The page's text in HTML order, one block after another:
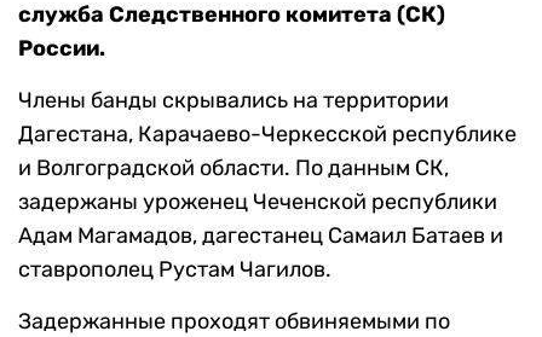
служба Следственного комитета (СК)
России.
Члены банды скрывались на территории
Дагестана, Карачаево-Черкесской республике
и Волгоградской области. По данным СК,
задержаны уроженец Чеченской республики
Адам Магамадов, дагестанец Самаил Батаев и
ставрополец Рустам Чагилов.
Задержанные проходят обвиняемыми по